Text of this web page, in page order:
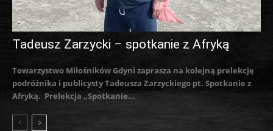
Tadeusz Zarzycki – spotkanie z Afryką
Towarzystwo Miłośników Gdyni zaprasza na kolejną prelekcję
podróżnika i publicysty Tadeusza Zarzyckiego pt. Spotkanie z
Afryką. Prelekcja „Spotkanie...